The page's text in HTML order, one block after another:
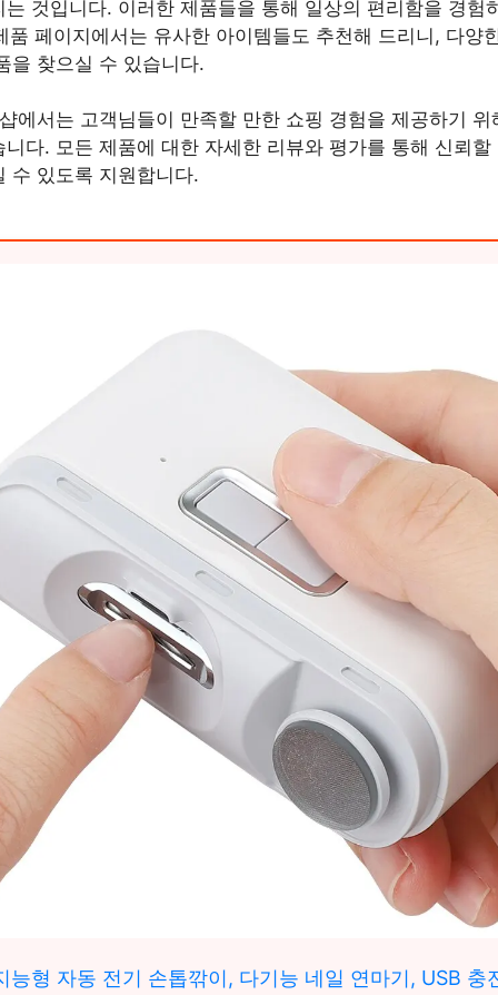
는 것입니다. 이러한 제품들을 통해 일상의 편리함을 경험
품 페이지에서는 유사한 아이템들도 추천해 드리니, 다양
을 찾으실 수 있습니다.
에서는 고객님들이 만족할 만한 쇼핑 경험을 제공하기 위
니다. 모든 제품에 대한 자세한 리뷰와 평가를 통해 신뢰할
수 있도록 지원합니다.
능형 자동 전기 손톱깎이, 다기능 네일 연마기, USB 충